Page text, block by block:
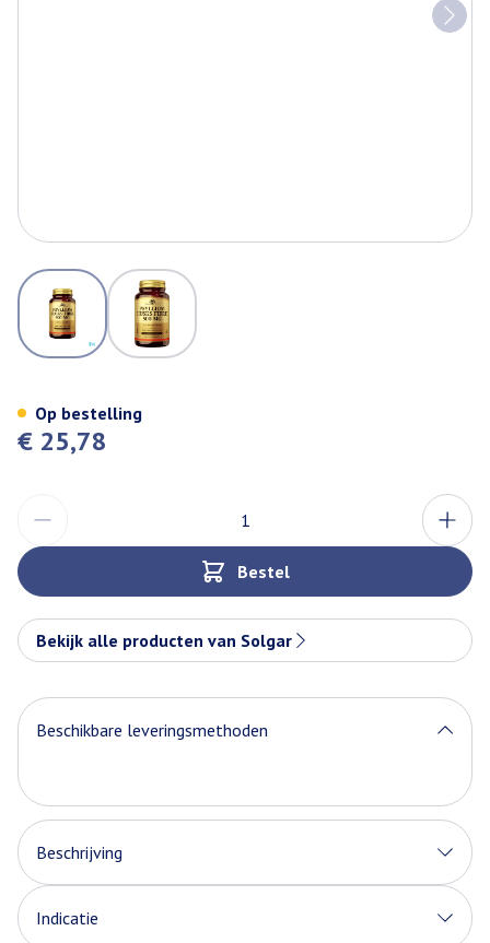
View larger imageView larger image
€ 25,78
Bestel
Op bestelling
Bekijk alle producten van Solgar
Beschikbare leveringsmethoden
Beschrijving
Indicatie